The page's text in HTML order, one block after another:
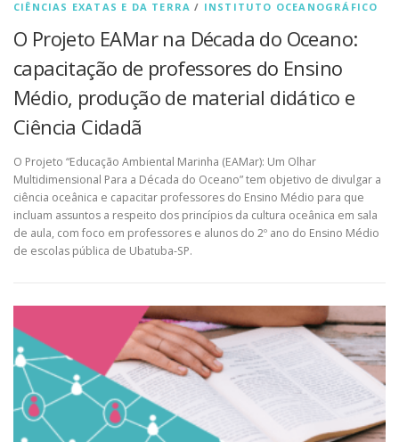
CIÊNCIAS EXATAS E DA TERRA / INSTITUTO OCEANOGRÁFICO
O Projeto EAMar na Década do Oceano:
capacitação de professores do Ensino
Médio, produção de material didático e
Ciência Cidadã
O Projeto “Educação Ambiental Marinha (EAMar): Um Olhar
Multidimensional Para a Década do Oceano” tem objetivo de divulgar a
ciência oceânica e capacitar professores do Ensino Médio para que
incluam assuntos a respeito dos princípios da cultura oceânica em sala
de aula, com foco em professores e alunos do 2º ano do Ensino Médio
de escolas pública de Ubatuba-SP.